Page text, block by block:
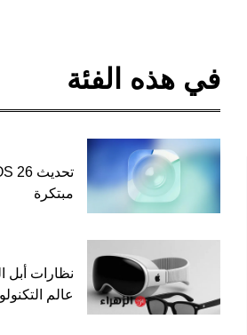
في هذه الفئة
مبتكرة
نظارات أبل
عالم